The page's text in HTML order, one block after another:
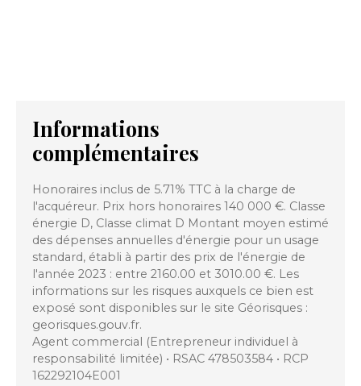
Informations
complémentaires
Honoraires inclus de 5.71% TTC à la charge de
l'acquéreur. Prix hors honoraires 140 000 €. Classe
énergie D, Classe climat D Montant moyen estimé
des dépenses annuelles d'énergie pour un usage
standard, établi à partir des prix de l'énergie de
l'année 2023 : entre 2160.00 et 3010.00 €. Les
informations sur les risques auxquels ce bien est
exposé sont disponibles sur le site Géorisques :
georisques.gouv.fr.
Agent commercial (Entrepreneur individuel à
responsabilité limitée) • RSAC 478503584 • RCP
162292104E001